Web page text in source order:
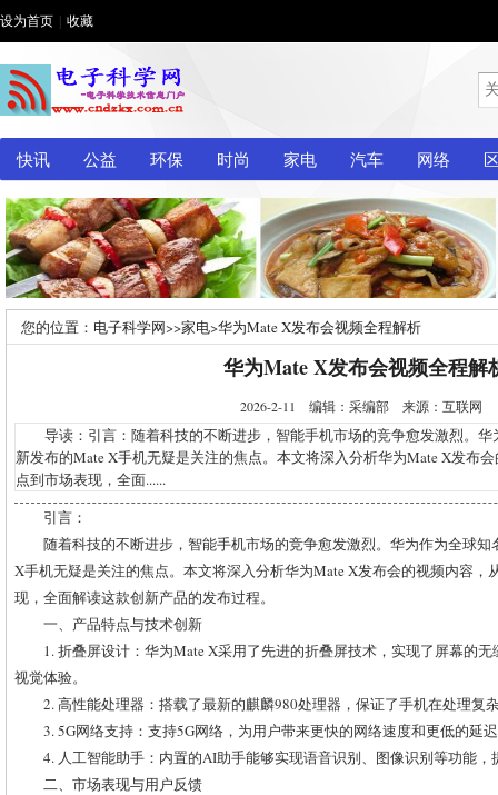
设为首页 收藏
快讯 公益 环保 时尚 家电 汽车 网络
您的位置： 电子科学网>>家电>华为Mate X发布会视频全程解析
华为Mate X发布会视频全程解
2026-2-11 编辑：采编部 来源：互联网
导读：引言：随着科技的不断进步，智能手机市场的竞争愈发激烈。华
新发布的Mate X手机无疑是关注的焦点。本文将深入分析华为Mate X发布
点到市场表现，全面......
引言：
随着科技的不断进步，智能手机市场的竞争愈发激烈。华为作为全球
X手机无疑是关注的焦点。本文将深入分析华为Mate X发布会的视频内容，
现，全面解读这款创新产品的发布过程。
一、产品特点与技术创新
1. 折叠屏设计：华为Mate X采用了先进的折叠屏技术，实现了屏幕的
视觉体验。
2. 高性能处理器：搭载了最新的麒麟980处理器，保证了手机在处理复
3. 5G网络支持：支持5G网络，为用户带来更快的网络速度和更低的延
4. 人工智能助手：内置的AI助手能够实现语音识别、图像识别等功能，
二、市场表现与用户反馈